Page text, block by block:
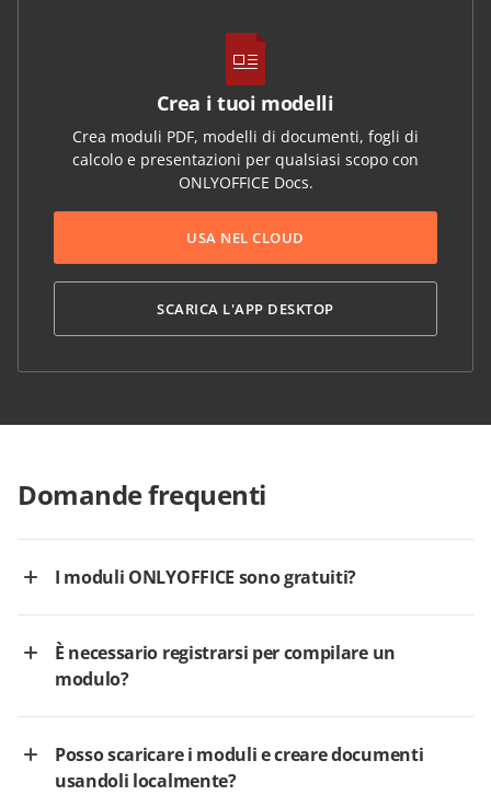
Crea i tuoi modelli
Crea moduli PDF, modelli di documenti, fogli di
calcolo e presentazioni per qualsiasi scopo con
ONLYOFFICE Docs.
USA NEL CLOUD
SCARICA L'APP DESKTOP
Domande frequenti
I moduli ONLYOFFICE sono gratuiti?
È necessario registrarsi per compilare un
modulo?
Posso scaricare i moduli e creare documenti
usandoli localmente?